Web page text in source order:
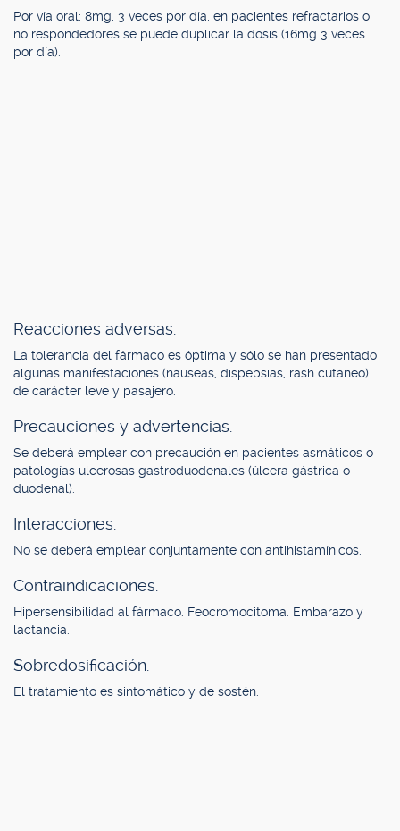
Por vía oral: 8mg, 3 veces por día, en pacientes refractarios o
no respondedores se puede duplicar la dosis (16mg 3 veces
por día).
Reacciones adversas.
La tolerancia del fármaco es óptima y sólo se han presentado
algunas manifestaciones (náuseas, dispepsias, rash cutáneo)
de carácter leve y pasajero.
Precauciones y advertencias.
Se deberá emplear con precaución en pacientes asmáticos o
patologías ulcerosas gastroduodenales (úlcera gástrica o
duodenal).
Interacciones.
No se deberá emplear conjuntamente con antihistamínicos.
Contraindicaciones.
Hipersensibilidad al fármaco. Feocromocitoma. Embarazo y
lactancia.
Sobredosificación.
El tratamiento es sintomático y de sostén.